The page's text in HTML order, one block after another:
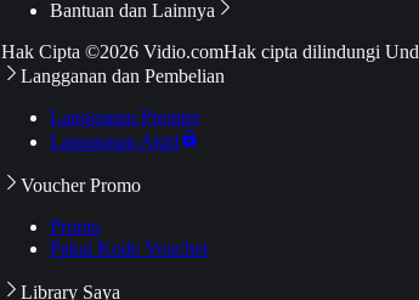
Bantuan dan Lainnya
Hak Cipta ©2026 Vidio.comHak cipta dilindungi
Langganan dan Pembelian
Langganan Premier
Langganan Aktif
Voucher Promo
Promo
Pakai Kode Voucher
Library Saya